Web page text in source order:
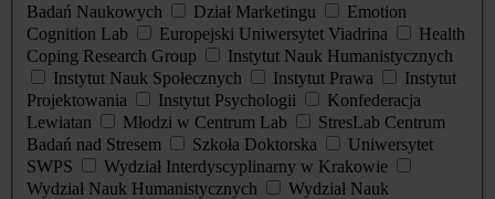
Badań Naukowych
Dział Marketingu
Emotion
Cognition Lab
Europejski Uniwersytet Viadrina
Health
Coping Research Group
Instytut Nauk Humanistycznych
Instytut Nauk Społecznych
Instytut Prawa
Instytut
Projektowania
Instytut Psychologii
Konfederacja
Lewiatan
Młodzi w Centrum Lab
StresLab Centrum
Badań nad Stresem
Szkoła Doktorska
Uniwersytet
SWPS
Wydział Interdyscyplinarny w Krakowie
Wydział Nauk Humanistycznych
Wydział Nauk